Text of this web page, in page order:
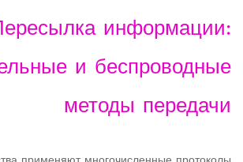
информации:
и беспроводные
методы передачи